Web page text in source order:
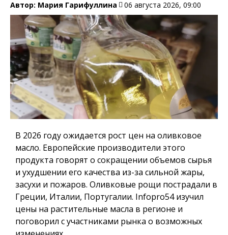
Автор: Мария Гарифуллина 06 августа 2026, 09:00
В 2026 году ожидается рост цен на оливковое
масло. Европейские производители этого
продукта говорят о сокращении объемов сырья
и ухудшении его качества из-за сильной жары,
засухи и пожаров. Оливковые рощи пострадали в
Греции, Италии, Португалии. Infopro54изучил
цены на растительные масла в регионе и
поговорил с участниками рынка о возможных